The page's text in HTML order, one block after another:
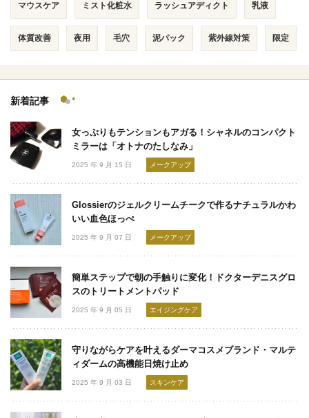
マウスケア ミスト化粧水 ラッシュアディクト 乳液
体質改善 夜用 毛穴 泥パック 紫外線対策 限定
新着記事
女っぷりもテンションもアガる！シャネルのコンパクト
ミラーは「オトナのたしなみ」
2025 年 9 月 15 日 メークアップ
Glossierのジェルクリームチークで作るナチュラルかわ
いい血色ほっぺ
2025 年 9 月 07 日 メークアップ
簡単ステップで朝の手触りに変化！ドクターデニスグロ
スのトリートメントパッド
2025 年 9 月 05 日 エイジングケア
守りながらケアを叶えるダーマコスメブランド・マルテ
ィダームの高機能日焼け止め
2025 年 9 月 03 日 スキンケア